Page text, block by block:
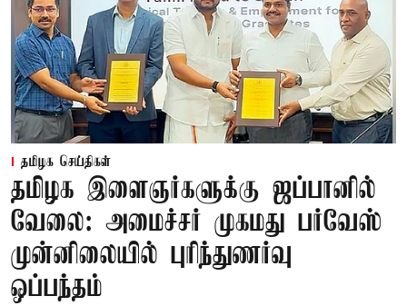
தமிழக செய்திகள்
தமிழக இளைஞர்களுக்கு ஜப்பானில்
வேலை: அமைச்சர் முகமது பர்வேஸ்
முன்னிலையில் புரிந்துணர்வு
ஒப்பந்தம்